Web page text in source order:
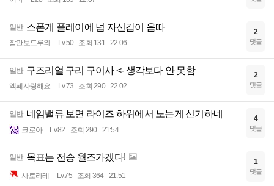
일반 스폰게 플레이에 넘 자신감이 음따
잠만보드루와 Lv.50 조회 131 22:06
2
댓글
일반 구즈리얼 구리 구이사 <- 생각보다 안 못함
엑페사랑해요 Lv.73 조회 290 22:02
2
댓글
일반 네임밸류 보면 라이즈 하위에서 노는게 신기하네
크로아 Lv.82 조회 290 21:54
4
댓글
일반 목표는 전승 월즈가겠다!
사토라레 Lv.75 조회 364 21:51
1
댓글